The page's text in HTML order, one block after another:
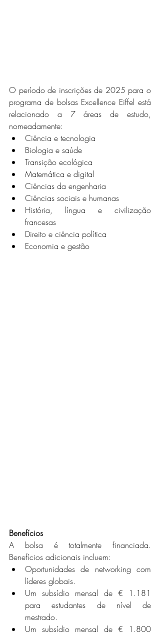
O período de inscrições de 2025 para o
programa de bolsas Excellence Eiffel está
relacionado a 7 áreas de estudo,
nomeadamente:
Ciência e tecnologia
Biologia e saúde
Transição ecológica
Matemática e digital
Ciências da engenharia
Ciências sociais e humanas
História, língua e civilização
francesas
Direito e ciência política
Economia e gestão
Benefícios
A bolsa é totalmente financiada.
Benefícios adicionais incluem:
Oportunidades de networking com
líderes globais.
Um subsídio mensal de € 1.181
para estudantes de nível de
mestrado.
Um subsídio mensal de € 1.800